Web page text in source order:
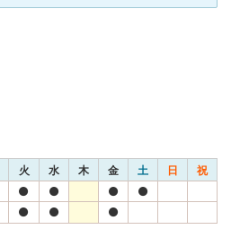
火 水 木 金 土 日 祝